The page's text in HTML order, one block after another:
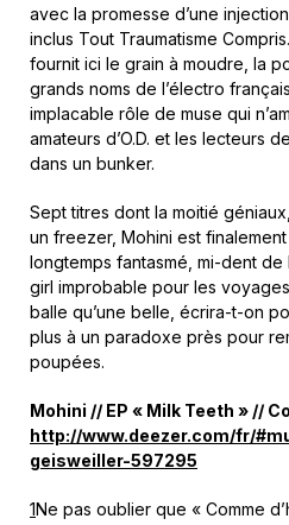
avec la promesse d’une
inclus Tout Traumatisme
fournit ici le grain à moudre, la
grands noms de l’électro
implacable rôle de muse qui
amateurs d’O.D. et les lecteurs
dans un bunker.
Sept titres dont la moitié
un freezer, Mohini est finalement
longtemps fantasmé, mi-dent
girl improbable pour les
balle qu’une belle, écrira-t-on
plus à un paradoxe près pour
poupées.
Mohini // EP « Milk Teeth » //
http://www.deezer.com/fr/
geisweiller-597295
1Ne pas oublier que « Comme